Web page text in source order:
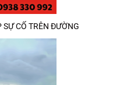
SỰ CỐ TRÊN ĐƯỜNG